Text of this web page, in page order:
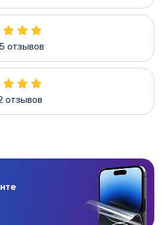
отзывов
отзывов